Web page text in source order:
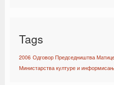
Tags
2006 Одговор Председништва
Министарства културе и